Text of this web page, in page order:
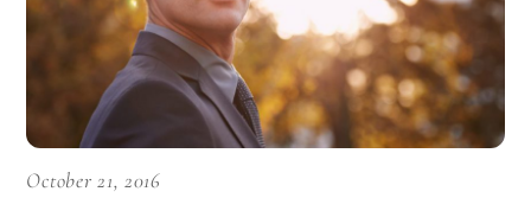
October 21, 2016